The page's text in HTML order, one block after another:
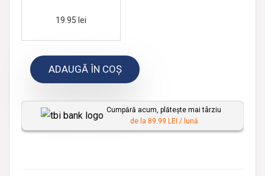
r
s
n
a
19.95 lei
ADAUGĂ ÎN COȘ
Cumpără acum, plătește mai târziu
de la 89.99 LEI / lună